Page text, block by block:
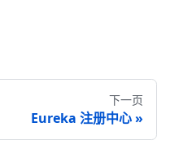
下一页
Eureka 注册中心